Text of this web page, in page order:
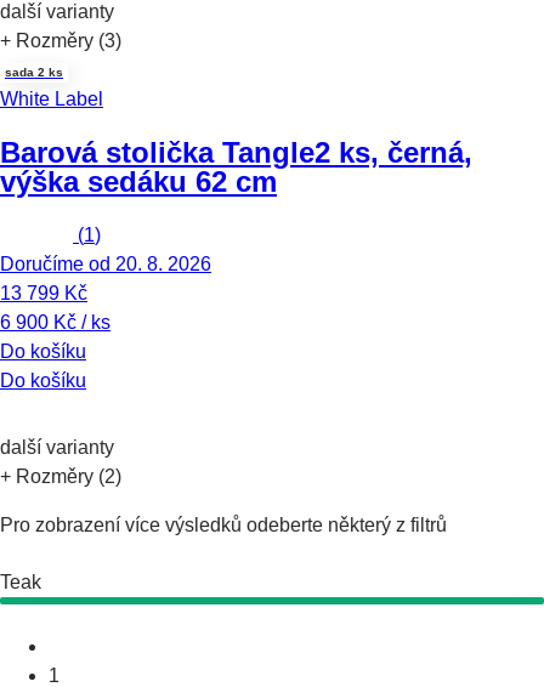
další varianty
+ Rozměry (3)
sada 2 ks
White Label
Barová stolička Tangle2 ks, černá,
výška sedáku 62 cm
(1)
Doručíme od 20. 8. 2026
13 799 Kč
6 900 Kč / ks
Do košíku
Do košíku
další varianty
+ Rozměry (2)
Pro zobrazení více výsledků odeberte některý z filtrů
Teak
1